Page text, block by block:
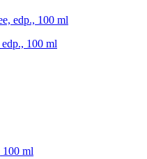
100 ml